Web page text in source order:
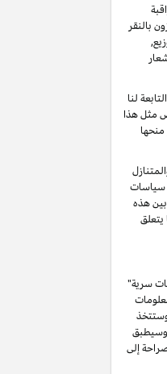
بالنقر
لنا
مثل هذا
منحها
سياسات
هذه
يتعلق
سرية"
وسيطبق
صراحة إلى